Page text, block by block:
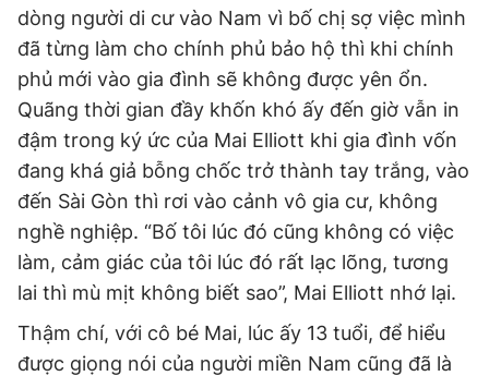
dòng người di cư vào Nam vì bố chị sợ việc mình
đã từng làm cho chính phủ bảo hộ thì khi chính
phủ mới vào gia đình sẽ không được yên ổn.
Quãng thời gian đầy khốn khó ấy đến giờ vẫn in
đậm trong ký ức của Mai Elliott khi gia đình vốn
đang khá giả bỗng chốc trở thành tay trắng, vào
đến Sài Gòn thì rơi vào cảnh vô gia cư, không
nghề nghiệp. “Bố tôi lúc đó cũng không có việc
làm, cảm giác của tôi lúc đó rất lạc lõng, tương
lai thì mù mịt không biết sao”, Mai Elliott nhớ lại.
Thậm chí, với cô bé Mai, lúc ấy 13 tuổi, để hiểu
được giọng nói của người miền Nam cũng đã là